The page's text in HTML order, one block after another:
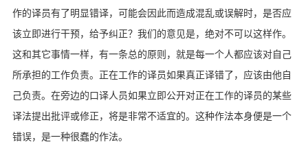
作的译员有了明显错译，可能会因此而造成混乱或误解时，是否应
该立即进行干预，给予纠正？我们的意见是，绝对不可以这样作。
这和其它事情一样，有一条总的原则，就是每一个人都应该对自己
所承担的工作负责。正在工作的译员如果真正译错了，应该由他自
己负责。在旁边的口译人员如果立即公开对正在工作的译员的某些
译法提出批评或修正，将是非常不适宜的。这种作法本身便是一个
错误，是一种很蠢的作法。